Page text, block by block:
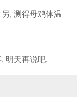
, 测得母鸡体温
明天再说吧.